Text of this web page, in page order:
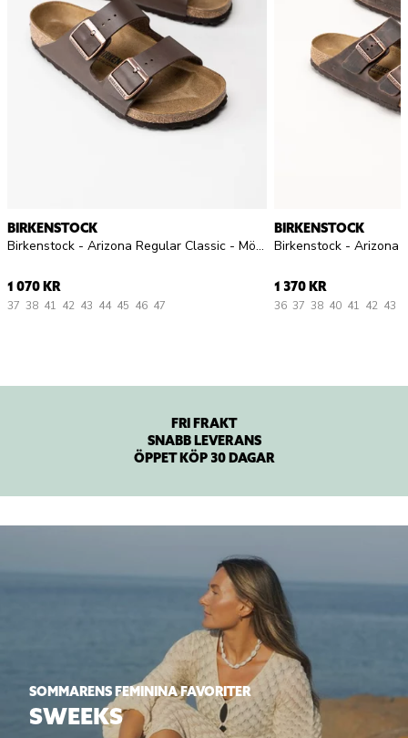
BIRKENSTOCK
Birkenstock - Arizona Regular Classic - Mörkbruna slip in sandaler
1 070 KR
37 38 41 42 43 44 45 46 47
BIRKENSTOCK
1 370 KR
36 37 38 40 41 42 43
FRI FRAKT
SNABB LEVERANS
ÖPPET KÖP 30 DAGAR
SOMMARENS FEMININA FAVORITER
SWEEKS